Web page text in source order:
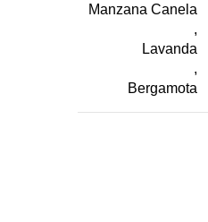
Manzana Canela
,
Lavanda
,
Bergamota